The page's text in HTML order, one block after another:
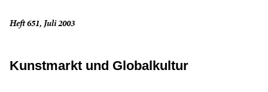
Heft 651, Juli 2003
Kunstmarkt und Globalkultur